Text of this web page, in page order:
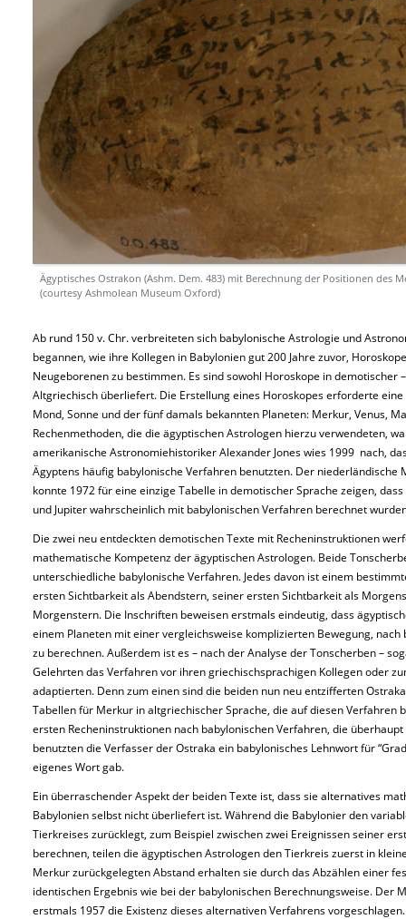
Ägyptisches Ostrakon (Ashm. Dem. 483) mit Berechnung der Positionen des
(courtesy Ashmolean Museum Oxford)
Ab rund 150 v. Chr. verbreiteten sich babylonische Astrologie und
begannen, wie ihre Kollegen in Babylonien gut 200 Jahre zuvor,
Neugeborenen zu bestimmen. Es sind sowohl Horoskope in demotischer
Altgriechisch überliefert. Die Erstellung eines Horoskopes erforderte
Mond, Sonne und der fünf damals bekannten Planeten: Merkur, Venus,
Rechenmethoden, die die ägyptischen Astrologen hierzu verwendeten,
amerikanische Astronomiehistoriker Alexander Jones wies 1999 nach,
Ägyptens häufig babylonische Verfahren benutzten. Der
konnte 1972 für eine einzige Tabelle in demotischer Sprache zeigen,
und Jupiter wahrscheinlich mit babylonischen Verfahren berechnet
Die zwei neu entdeckten demotischen Texte mit Recheninstruktionen
mathematische Kompetenz der ägyptischen Astrologen. Beide
unterschiedliche babylonische Verfahren. Jedes davon ist einem
ersten Sichtbarkeit als Abendstern, seiner ersten Sichtbarkeit als
Morgenstern. Die Inschriften beweisen erstmals eindeutig, dass
einem Planeten mit einer vergleichsweise komplizierten Bewegung,
zu berechnen. Außerdem ist es – nach der Analyse der Tonscherben –
Gelehrten das Verfahren vor ihren griechischsprachigen Kollegen oder
adaptierten. Denn zum einen sind die beiden nun neu entzifferten
Tabellen für Merkur in altgriechischer Sprache, die auf diesen Verfahren
ersten Recheninstruktionen nach babylonischen Verfahren, die
benutzten die Verfasser der Ostraka ein babylonisches Lehnwort für
eigenes Wort gab.
Ein überraschender Aspekt der beiden Texte ist, dass sie alternatives
Babylonien selbst nicht überliefert ist. Während die Babylonier den
Tierkreises zurücklegt, zum Beispiel zwischen zwei Ereignissen seiner
berechnen, teilen die ägyptischen Astrologen den Tierkreis zuerst in
Merkur zurückgelegten Abstand erhalten sie durch das Abzählen einer
identischen Ergebnis wie bei der babylonischen Berechnungsweise. Der
erstmals 1957 die Existenz dieses alternativen Verfahrens